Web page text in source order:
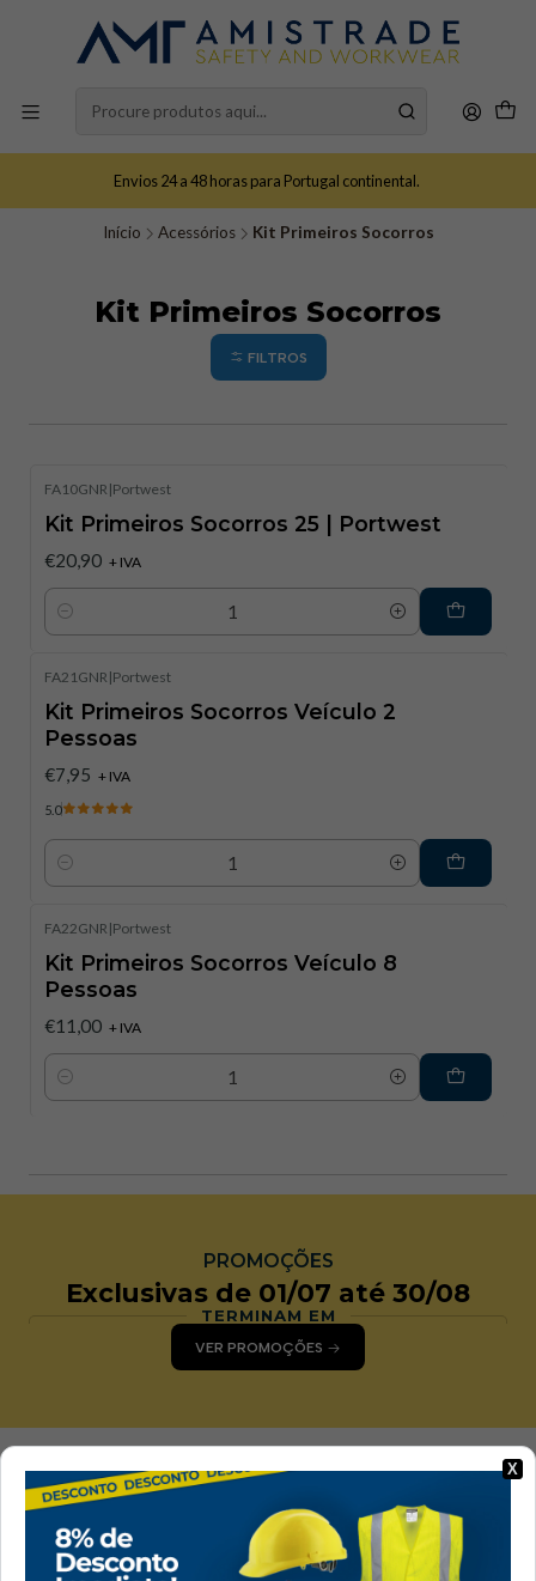
Envios 24 a 48 horas para Portugal continental.
Início Acessórios Kit Primeiros Socorros
Kit Primeiros Socorros
FILTROS
FA10GNR |Portwest
Kit Primeiros Socorros 25 | Portwest
€20,90 + IVA
Quantidade
FA21GNR |Portwest
Kit Primeiros Socorros Veículo 2
Pessoas
€7,95 + IVA
5.0
Quantidade
FA22GNR |Portwest
Kit Primeiros Socorros Veículo 8
Pessoas
€11,00 + IVA
Quantidade
PROMOÇÕES
Exclusivas de 01/07 até 30/08
TERMINAM EM
VER PROMOÇÕES
ENTREGA EM 24H A
48H
encomendas superiores
a 80 € + IVA, exceto
Todos os pagamentos
na loja são seguros
X